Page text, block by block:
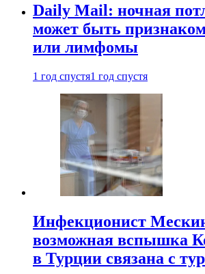
Daily Mail: ночная
может быть
или лимфомы
1 год спустя1 год спустя
Инфекционист
возможная вспышка
в Турции связана с